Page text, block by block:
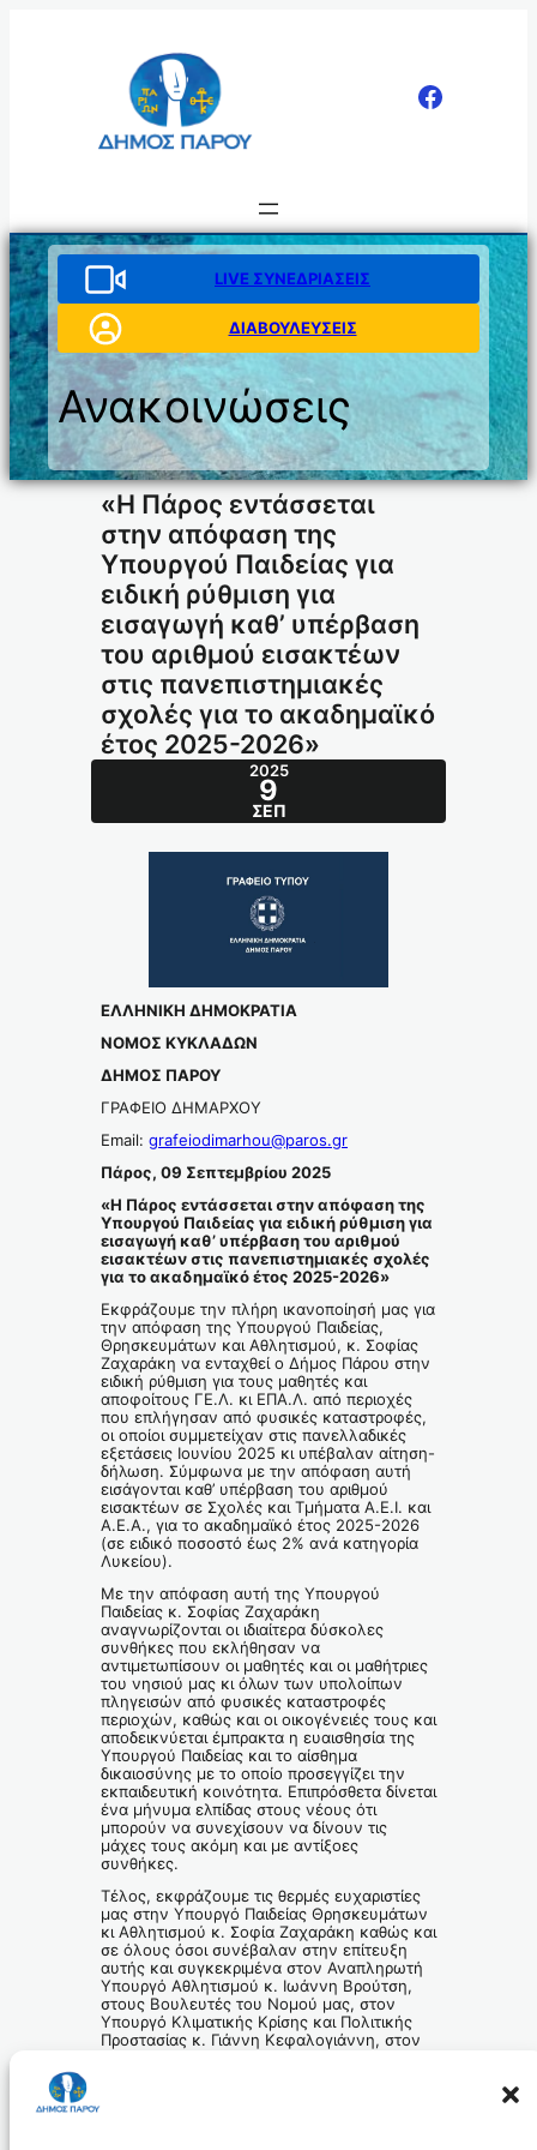
LIVE ΣΥΝΕΔΡΙΑΣΕΙΣ
ΔΙΑΒΟΥΛΕΥΣΕΙΣ
Ανακοινώσεις
«Η Πάρος εντάσσεται
στην απόφαση της
Υπουργού Παιδείας για
ειδική ρύθμιση για
εισαγωγή καθ’ υπέρβαση
του αριθμού εισακτέων
στις πανεπιστημιακές
σχολές για το ακαδημαϊκό
έτος 2025-2026»
2025
9
ΣΕΠ
ΕΛΛΗΝΙΚΗ ΔΗΜΟΚΡΑΤΙΑ
ΝΟΜΟΣ ΚΥΚΛΑΔΩΝ
ΔΗΜΟΣ ΠΑΡΟΥ
ΓΡΑΦΕΙΟ ΔΗΜΑΡΧΟΥ
Email: grafeiodimarhou@paros.gr
Πάρος, 09 Σεπτεμβρίου 2025
«Η Πάρος εντάσσεται στην απόφαση της
Υπουργού Παιδείας για ειδική ρύθμιση για
εισαγωγή καθ’ υπέρβαση του αριθμού
εισακτέων στις πανεπιστημιακές σχολές
για το ακαδημαϊκό έτος 2025-2026»
Εκφράζουμε την πλήρη ικανοποίησή μας για
την απόφαση της Υπουργού Παιδείας,
Θρησκευμάτων και Αθλητισμού, κ. Σοφίας
Ζαχαράκη να ενταχθεί ο Δήμος Πάρου στην
ειδική ρύθμιση για τους μαθητές και
αποφοίτους ΓΕ.Λ. κι ΕΠΑ.Λ. από περιοχές
που επλήγησαν από φυσικές καταστροφές,
οι οποίοι συμμετείχαν στις πανελλαδικές
εξετάσεις Ιουνίου 2025 κι υπέβαλαν αίτηση-
δήλωση. Σύμφωνα με την απόφαση αυτή
εισάγονται καθ’ υπέρβαση του αριθμού
εισακτέων σε Σχολές και Τμήματα Α.Ε.Ι. και
Α.Ε.Α., για το ακαδημαϊκό έτος 2025-2026
(σε ειδικό ποσοστό έως 2% ανά κατηγορία
Λυκείου).
Με την απόφαση αυτή της Υπουργού
Παιδείας κ. Σοφίας Ζαχαράκη
αναγνωρίζονται οι ιδιαίτερα δύσκολες
συνθήκες που εκλήθησαν να
αντιμετωπίσουν οι μαθητές και οι μαθήτριες
του νησιού μας κι όλων των υπολοίπων
πληγεισών από φυσικές καταστροφές
περιοχών, καθώς και οι οικογένειές τους και
αποδεικνύεται έμπρακτα η ευαισθησία της
Υπουργού Παιδείας και το αίσθημα
δικαιοσύνης με το οποίο προσεγγίζει την
εκπαιδευτική κοινότητα. Επιπρόσθετα δίνεται
ένα μήνυμα ελπίδας στους νέους ότι
μπορούν να συνεχίσουν να δίνουν τις
μάχες τους ακόμη και με αντίξοες
συνθήκες.
Τέλος, εκφράζουμε τις θερμές ευχαριστίες
μας στην Υπουργό Παιδείας Θρησκευμάτων
κι Αθλητισμού κ. Σοφία Ζαχαράκη καθώς και
σε όλους όσοι συνέβαλαν στην επίτευξη
αυτής και συγκεκριμένα στον Αναπληρωτή
Υπουργό Αθλητισμού κ. Ιωάννη Βρούτση,
στους Βουλευτές του Νομού μας, στον
Υπουργό Κλιματικής Κρίσης και Πολιτικής
Προστασίας κ. Γιάννη Κεφαλογιάννη, στον